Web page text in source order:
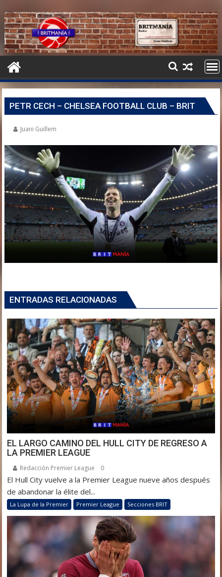
PETR CECH – CHELSEA FOOTBALL CLUB – BRIT
Juani Guillem
ENTRADAS RELACIONADAS
EL LARGO CAMINO DEL HULL CITY DE REGRESO A
LA PREMIER LEAGUE
Redacción Premier League 0
El Hull City vuelve a la Premier League nueve años después
de abandonar la élite del...
La Lupa de la Premier Premier League Secciones BRIT